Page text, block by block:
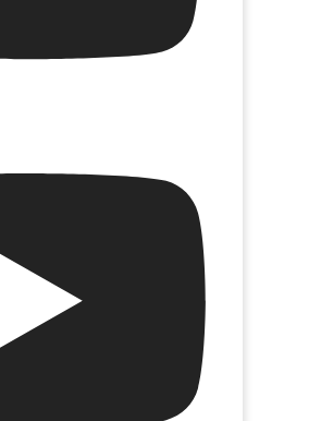
La última cinta de Krapp